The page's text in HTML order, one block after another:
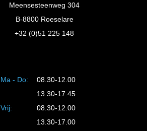
Meensesteenweg 304
B-8800 Roeselare
+32 (0)51 225 148
Ma - Do:
08.30-12.00
13.30-17.45
Vrij:
08.30-12.00
13.30-17.00